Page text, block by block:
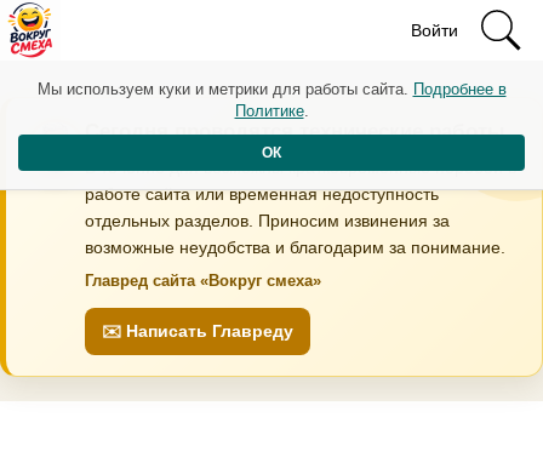
Войти
Сегодня проводятся технические работы
В течение дня возможны кратковременные перебои в
работе сайта или временная недоступность
отдельных разделов. Приносим извинения за
возможные неудобства и благодарим за понимание.
Главред сайта «Вокруг смеха»
✉️ Написать Главреду
Мы используем куки и метрики для работы сайта. Подробнее в
Политике.
ОК